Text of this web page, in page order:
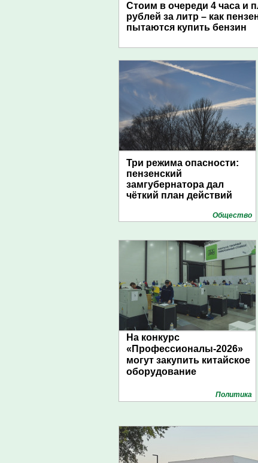
Стоим в очереди 4 часа и
рублей за литр – как
пытаются купить бензин
Три режима опасности:
пензенский
замгубернатора дал
чёткий план действий
Общество
На конкурс
«Профессионалы-2026»
могут закупить китайское
оборудование
Политика